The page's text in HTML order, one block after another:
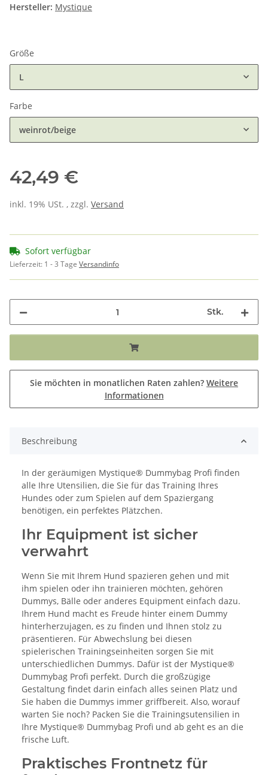
Hersteller: Mystique
Größe
L
Farbe
weinrot/beige
42,49 €
inkl. 19% USt. , zzgl. Versand
Sofort verfügbar
Lieferzeit: 1 - 3 Tage Versandinfo
Stk.
Sie möchten in monatlichen Raten zahlen? Weitere
Informationen
Beschreibung
In der geräumigen Mystique® Dummybag Profi finden
alle Ihre Utensilien, die Sie für das Training Ihres
Hundes oder zum Spielen auf dem Spaziergang
benötigen, ein perfektes Plätzchen.
Ihr Equipment ist sicher
verwahrt
Wenn Sie mit Ihrem Hund spazieren gehen und mit
ihm spielen oder ihn trainieren möchten, gehören
Dummys, Bälle oder anderes Equipment einfach dazu.
Ihrem Hund macht es Freude hinter einem Dummy
hinterherzujagen, es zu finden und Ihnen stolz zu
präsentieren. Für Abwechslung bei diesen
spielerischen Trainingseinheiten sorgen Sie mit
unterschiedlichen Dummys. Dafür ist der Mystique®
Dummybag Profi perfekt. Durch die großzügige
Gestaltung findet darin einfach alles seinen Platz und
Sie haben die Dummys immer griffbereit. Also, worauf
warten Sie noch? Packen Sie die Trainingsutensilien in
Ihre Mystique® Dummybag Profi und ab geht es an die
frische Luft.
Praktisches Frontnetz für